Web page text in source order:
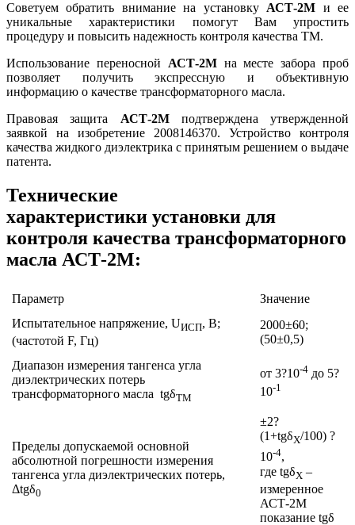
Советуем обратить внимание на установкуАСТ-2М и ее
уникальные характеристики помогут Вам упростить
процедуру и повысить надежность контроля качества ТМ.
Использование переносной АСТ-2Мна месте забора проб
позволяет получить экспрессную и объективную
информацию о качестве трансформаторного масла.
Правовая защита АСТ-2Мподтверждена утвержденной
заявкой на изобретение 2008146370. Устройство контроля
качества жидкого диэлектрика с принятым решением о выдаче
патента.
Технические
характеристики установки для
контроля качества трансформаторного
масла АСТ-2М:
Параметр
Значение
Испытательное напряжение, UИСП, В;
(частотой F, Гц)
2000±60;
(50±0,5)
Диапазон измерения тангенса угла
диэлектрических потерь
трансформаторного масла tgδТМ
от 3?10-4 до 5?
10-1
Пределы допускаемой основной
абсолютной погрешности измерения
тангенса угла диэлектрических потерь,
Δtgδ0
±2?
(1+tgδX/100) ?
10-4,
где tgδХ –
измеренное
АСТ-2М
показание tgδ